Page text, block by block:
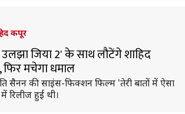
कपूर
उलझा जिया 2' के साथ लौटेंगे शाहिद
मचेगा धमाल
सैनन की साइंस-फिक्शन फिल्म 'तेरी बातों में ऐसा
रिलीज हुई थी।